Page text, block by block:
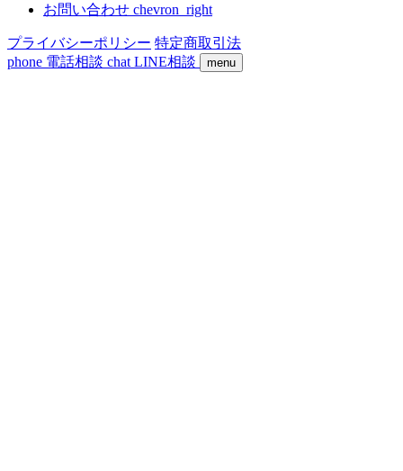
お問い合わせ chevron_right
プライバシーポリシー 特定商取引法
phone 電話相談 chat LINE相談 menu